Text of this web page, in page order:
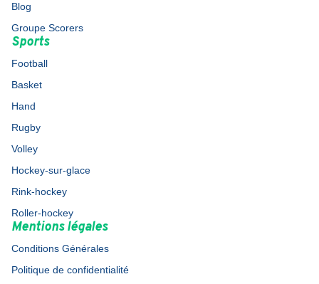
Blog
Groupe Scorers
Sports
Football
Basket
Hand
Rugby
Volley
Hockey-sur-glace
Rink-hockey
Roller-hockey
Mentions légales
Conditions Générales
Politique de confidentialité